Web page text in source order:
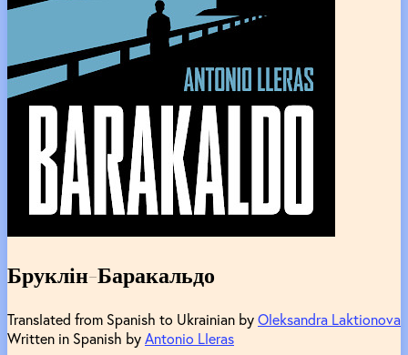
Бруклін-Баракальдо
Translated from Spanish to Ukrainian byOleksandra Laktionova
Written in Spanish byAntonio Lleras